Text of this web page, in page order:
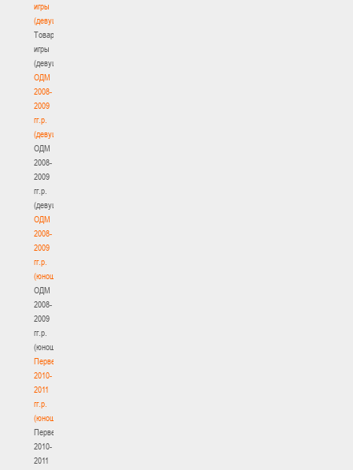
игры
(девушки)
Товарищеские
игры
(девушки)
ОДМ
2008-
2009
гг.р.
(девушки)
ОДМ
2008-
2009
гг.р.
(девушки)
ОДМ
2008-
2009
гг.р.
(юноши)
ОДМ
2008-
2009
гг.р.
(юноши)
Первенство
2010-
2011
гг.р.
(юноши)
Первенство
2010-
2011